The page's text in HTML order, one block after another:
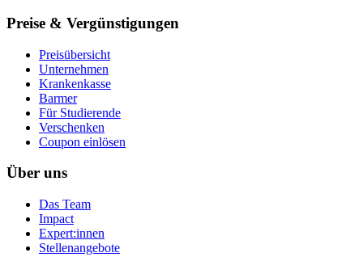
Preise & Vergünstigungen
Preisübersicht
Unternehmen
Krankenkasse
Barmer
Für Studierende
Ver­schen­ken
Coupon einlösen
Über uns
Das Team
Impact
Expert:innen
Stellenangebote